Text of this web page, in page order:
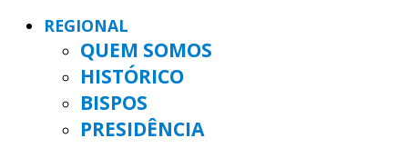
REGIONAL
QUEM SOMOS
HISTÓRICO
BISPOS
PRESIDÊNCIA